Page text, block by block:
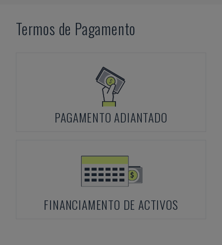
Termos de Pagamento
PAGAMENTO ADIANTADO
FINANCIAMENTO DE ACTIVOS